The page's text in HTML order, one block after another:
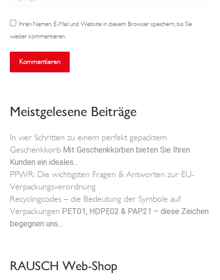
Ihren Namen, E-Mail und Website in diesem Browser speichern, bis Sie
wieder kommentieren.
Kommentieren
Meistgelesene Beiträge
In vier Schritten zu einem perfekt gepacktem
Geschenkkorb Mit Geschenkkörben bieten Sie Ihren
Kunden ein ideales...
PPWR: Die wichtigsten Fragen & Antworten zur EU-
Verpackungsverordnung
Recyclingcodes – die Bedeutung der Symbole auf
Verpackungen PET01, HDPE02 & PAP21 – diese Zeichen
begegnen uns...
RAUSCH Web-Shop